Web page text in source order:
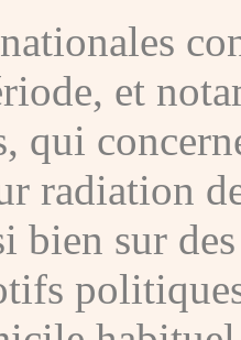
et
qui
radiation
bien sur